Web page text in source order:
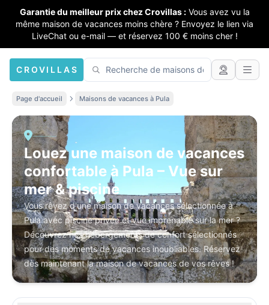
Garantie du meilleur prix chez Crovillas : Vous avez vu la
même maison de vacances moins chère ? Envoyez le lien via
LiveChat ou e-mail — et réservez 100 € moins cher !
CROVILLAS
Page d'accueil Maisons de vacances à Pula
Louez une maison de vacances
confortable à Pula – Vue sur
mer & piscine
Vous rêvez d'une maison de vacances sélectionnée à
Pula avec piscine privée et vue imprenable sur la mer ?
Découvrez nos hébergements de confort sélectionnés
pour des moments de vacances inoubliables. Réservez
dès maintenant la maison de vacances de vos rêves !